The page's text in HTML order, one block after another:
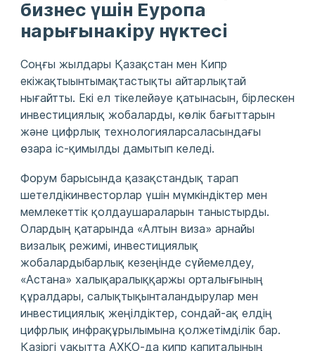
бизнес үшін Еуропа
нарығынакіру нүктесі
Соңғы жылдары Қазақстан мен Кипр
екіжақтыынтымақтастықты айтарлықтай
нығайтты. Екі ел тікелейәуе қатынасын, бірлескен
инвестициялық жобаларды, көлік бағыттарын
және цифрлық технологияларсаласындағы
өзара іс-қимылды дамытып келеді.
Форум барысында қазақстандық тарап
шетелдікинвесторлар үшін мүмкіндіктер мен
мемлекеттік қолдаушараларын таныстырды.
Олардың қатарында «Алтын виза» арнайы
визалық режимі, инвестициялық
жобалардыбарлық кезеңінде сүйемелдеу,
«Астана» халықаралыққаржы орталығының
құралдары, салықтықынталандырулар мен
инвестициялық жеңілдіктер, сондай-ақ елдің
цифрлық инфрақұрылымына қолжетімділік бар.
Қазіргі уақытта АХҚО-да кипр капиталының